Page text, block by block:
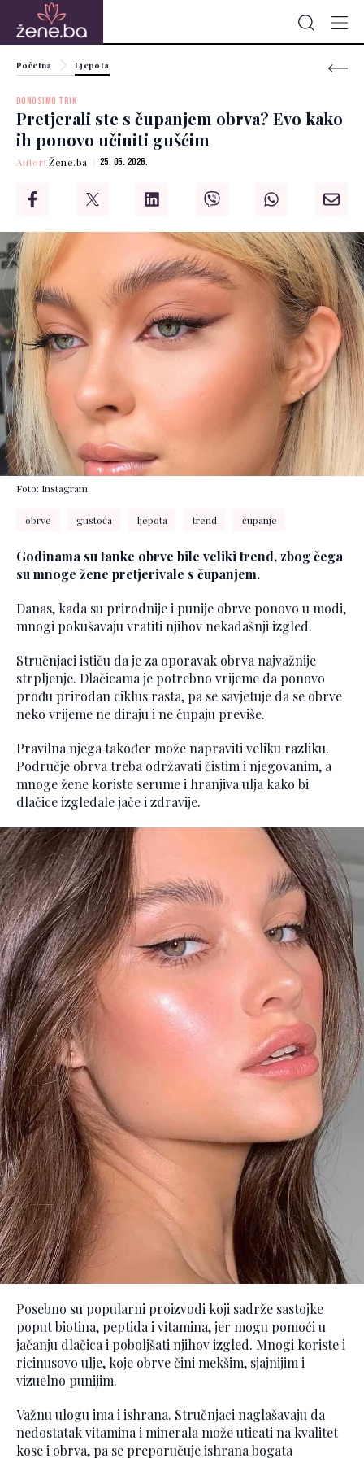
Početna Ljepota
DONOSIMO TRIK
Pretjerali ste s čupanjem obrva? Evo kako
ih ponovo učiniti gušćim
Autor:Žene.ba 25. 05. 2026.
Foto: Instagram
obrve gustoća ljepota trend čupanje
Godinama su tanke obrve bile veliki trend, zbog čega
su mnoge žene pretjerivale s čupanjem.
Danas, kada su prirodnije i punije obrve ponovo u modi,
mnogi pokušavaju vratiti njihov nekadašnji izgled.
Stručnjaci ističu da je za oporavak obrva najvažnije
strpljenje. Dlačicama je potrebno vrijeme da ponovo
prođu prirodan ciklus rasta, pa se savjetuje da se obrve
neko vrijeme ne diraju i ne čupaju previše.
Pravilna njega također može napraviti veliku razliku.
Područje obrva treba održavati čistim i njegovanim, a
mnoge žene koriste serume i hranjiva ulja kako bi
dlačice izgledale jače i zdravije.
Posebno su popularni proizvodi koji sadrže sastojke
poput biotina, peptida i vitamina, jer mogu pomoći u
jačanju dlačica i poboljšati njihov izgled. Mnogi koriste i
ricinusovo ulje, koje obrve čini mekšim, sjajnijim i
vizuelno punijim.
Važnu ulogu ima i ishrana. Stručnjaci naglašavaju da
nedostatak vitamina i minerala može uticati na kvalitet
kose i obrva, pa se preporučuje ishrana bogata